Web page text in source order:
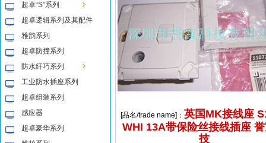
超卓“S”系列
超卓逻辑系列及其配件
雅韵系列
超卓防撞系列
防水纤巧系列
工业防水插座系列
超卓组装系列
感应器
超卓豪华系列
[品名/trade name]： 英国MK接线座
WHI 13A带保险丝接线插座
技